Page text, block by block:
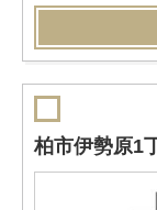
柏市伊勢原1